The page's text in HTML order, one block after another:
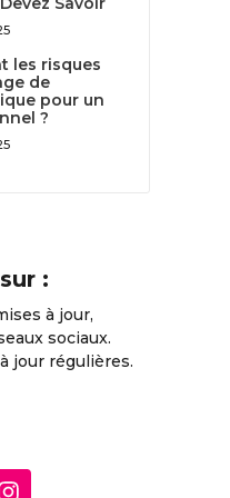
les risques
de
pour un
?
:
à jour,
sociaux.
jour régulières.